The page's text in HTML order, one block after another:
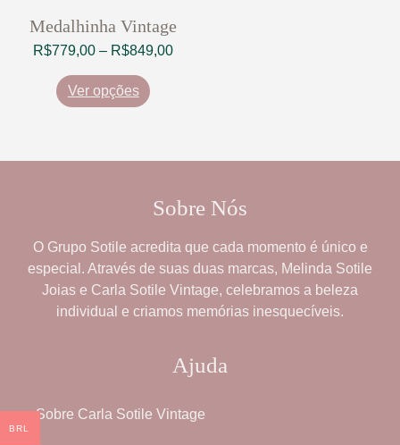
Medalhinha Vintage
R$779,00 – R$849,00
Ver opções
Sobre Nós
O Grupo Sotile acredita que cada momento é único e
especial. Através de suas duas marcas, Melinda Sotile
Joias e Carla Sotile Vintage, celebramos a beleza
individual e criamos memórias inesquecíveis.
Ajuda
Sobre Carla Sotile Vintage
BRL